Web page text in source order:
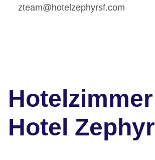
zteam@hotelzephyrsf.com
Hotelzimmer
Hotel Zephyr